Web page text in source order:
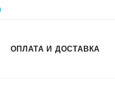
ОПЛАТА И ДОСТАВКА